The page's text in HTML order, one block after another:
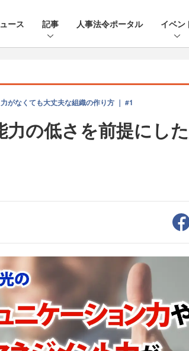
ース 記事 人事法令ポータル イベン
がなくても大丈夫な組織の作り方 ｜ #1
の低さを前提にし